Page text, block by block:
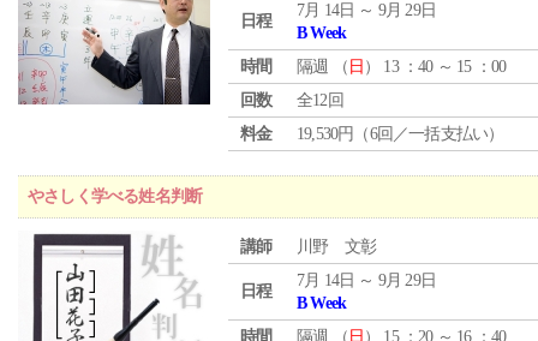
日程
7月 14日 ～ 9月 29日
B Week
時間
隔週 （ 日 ） 13 ：40 ～ 15 ：00
回数
全12回
料金
19,530円（6回／一括支払い）
やさしく学べる姓名判断
講師 川野 文彰
日程
7月 14日 ～ 9月 29日
B Week
時間
隔週 （ 日 ） 15 ：20 ～ 16 ：40